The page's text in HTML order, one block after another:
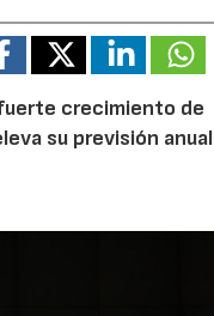
crecimiento de
su previsión anual